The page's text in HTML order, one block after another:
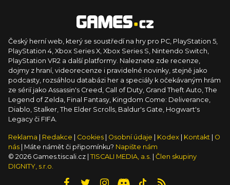
Český herní web, který se soustředí na hry pro PC, PlayStation 5,
PlayStation 4, Xbox Series X, Xbox Series S, Nintendo Switch,
PlayStation VR2 a další platformy. Naleznete zde recenze,
dojmy z hraní, videorecenze i pravidelné novinky, stejně jako
podcasty, rozsáhlou databázi her a speciály k očekávaným hrám
ze sérií jako Assassin's Creed, Call of Duty, Grand Theft Auto, The
Legend of Zelda, Final Fantasy, Kingdom Come: Deliverance,
Diablo, Stalker, The Elder Scrolls, Baldur's Gate, Hogwart's
Legacy či FIFA.
Reklama Redakce Cookies Osobní údaje Kodex Kontakt
O
nás
| Máte námět či připomínku? Napište nám
© 2026 Games.tiscali.cz | TISCALI MEDIA, a.s.
Člen skupiny
DIGNITY, s.r.o.